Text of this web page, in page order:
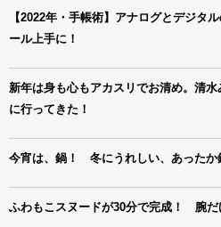
【2022年・手帳術】アナログとデジタ
ール上手に！
新年は身も心もアカスリでお清め。清
に行ってきた！
今宵は、鍋！ 冬にうれしい、あった
ふわもこスヌードが30分で完成！ 腕だ